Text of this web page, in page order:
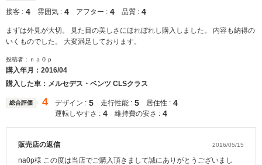
接客 : 4 雰囲気 : 4 アフター : 4 品質 : 4
まずは外見が大切。 見た目の美しさにほれぼれし購入しました。 内容も納得の
いくものでした。 大変満足しております。
投稿者：ｎａ０ｐ
購入年月： 2016/04
購入した車：メルセデス・ベンツ CLSクラス
総合評価 4 デザイン : 5 走行性能 : 5 居住性 : 4
運転しやすさ : 4 維持費の安さ : 4
販売店の返信 2016/05/15
na0p様 この度は当店でご購入頂きまして誠にありがとうございまし